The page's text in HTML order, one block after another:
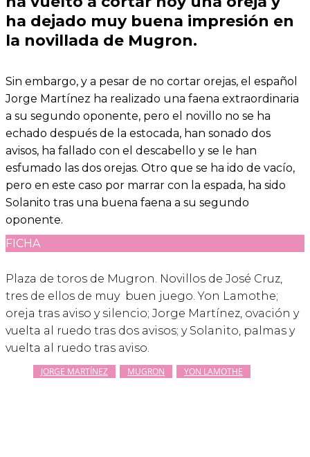
ha dejado muy buena impresión en
la novillada de Mugron.
Sin embargo, y a pesar de no cortar orejas, el español
Jorge Martínez ha realizado una faena extraordinaria
a su segundo oponente, pero el novillo no se ha
echado después de la estocada, han sonado dos
avisos, ha fallado con el descabello y se le han
esfumado las dos orejas. Otro que se ha ido de vacío,
pero en este caso por marrar con la espada, ha sido
Solanito tras una buena faena a su segundo
oponente.
FICHA
Plaza de toros de Mugron. Novillos de José Cruz,
tres de ellos de muy buen juego. Yon Lamothe;
oreja tras aviso y silencio; Jorge Martínez, ovación y
vuelta al ruedo tras dos avisos; y Solanito, palmas y
vuelta al ruedo tras aviso.
JORGE MARTÍNEZ MUGRON YON LAMOTHE